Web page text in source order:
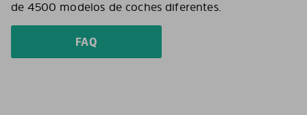
de 4500 modelos de coches diferentes.
FAQ